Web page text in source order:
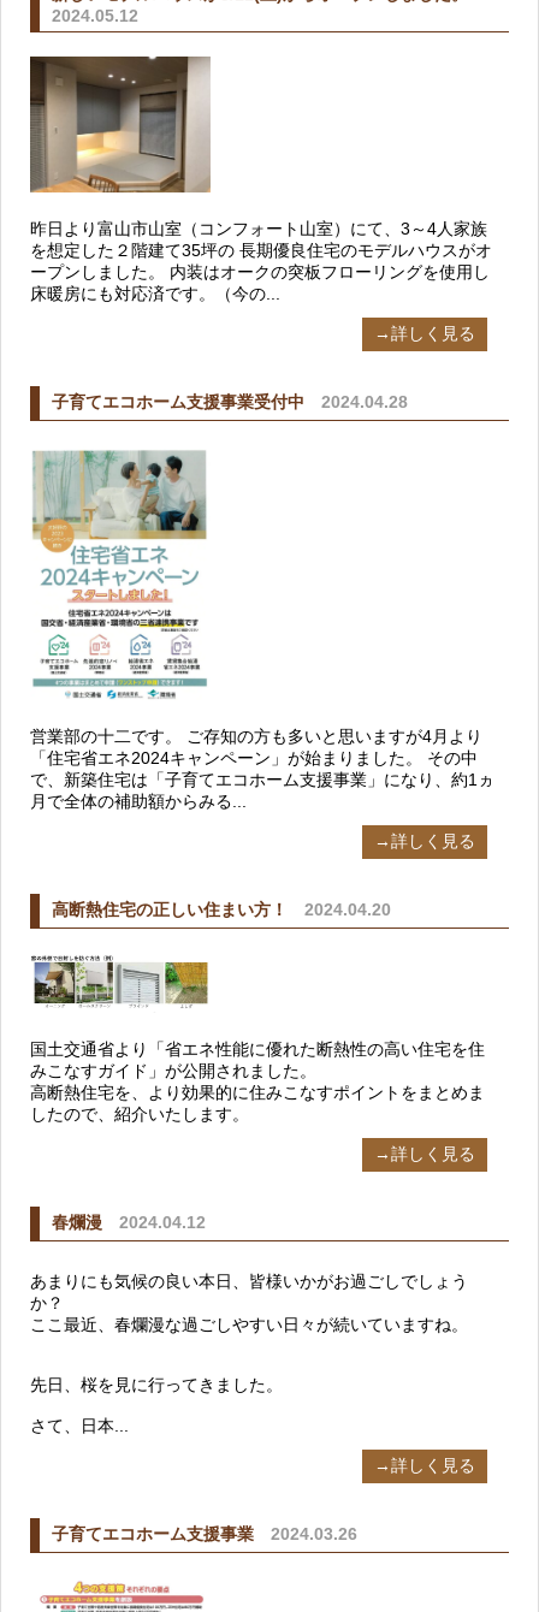
2024.05.12
昨日より富山市山室（コンフォート山室）にて、3～4人家族
を想定した２階建て35坪の 長期優良住宅のモデルハウスがオ
ープンしました。 内装はオークの突板フローリングを使用し
床暖房にも対応済です。（今の...
→詳しく見る
子育てエコホーム支援事業受付中 2024.04.28
営業部の十二です。 ご存知の方も多いと思いますが4月より
「住宅省エネ2024キャンペーン」が始まりました。 その中
で、新築住宅は「子育てエコホーム支援事業」になり、約1ヵ
月で全体の補助額からみる...
→詳しく見る
高断熱住宅の正しい住まい方！ 2024.04.20
国土交通省より「省エネ性能に優れた断熱性の高い住宅を住
みこなすガイド」が公開されました。
高断熱住宅を、より効果的に住みこなすポイントをまとめま
したので、紹介いたします。
→詳しく見る
春爛漫 2024.04.12
あまりにも気候の良い本日、皆様いかがお過ごしでしょう
か？
ここ最近、春爛漫な過ごしやすい日々が続いていますね。
先日、桜を見に行ってきました。
さて、日本...
→詳しく見る
子育てエコホーム支援事業 2024.03.26